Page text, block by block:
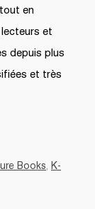
en
et
depuis plus
et très
Books, K-